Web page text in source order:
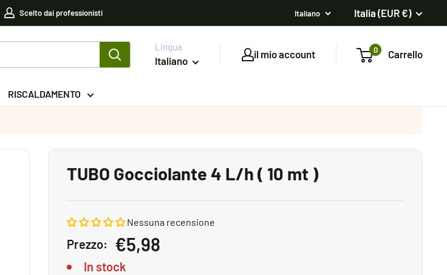
Scelto dai professionisti Italia (EUR €)
Lingua
Italiano
il mio account 0 Carrello
RISCALDAMENTO
TUBO Gocciolante 4 L/h ( 10 mt )
Nessuna recensione
Prezzo:
Prezzo
scontato
€5,98
In stock